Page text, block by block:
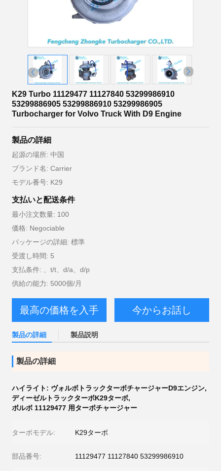
K29 Turbo 11129477 11127840 53299986910
53299886905 53299886910 53299986905
Turbocharger for Volvo Truck With D9 Engine
製品の詳細
起源の場所: 中国
ブランド名: Carrier
モデル番号: K29
支払いと配送条件
最小注文数量: 100
価格: Negociable
パッケージの詳細: 標準
受渡し時間: 5
支払条件: 、t/t、d/a、d/p
供給の能力: 5000個/月
最高の価格を入手 今からお話し
製品の詳細 製品説明
製品の詳細
ハイライト: ヴォルボトラックターボチャージャーD9エンジン,
ディーゼルトラックターボK29ターボ,
ボルボ 11129477 用ターボチャージャー
ターボモデル: K29ターボ
部品番号: 11129477 11127840 53299986910